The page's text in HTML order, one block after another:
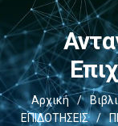
Αρχική /
ΕΠΙΔΟΤΗΣΕΙΣ
/